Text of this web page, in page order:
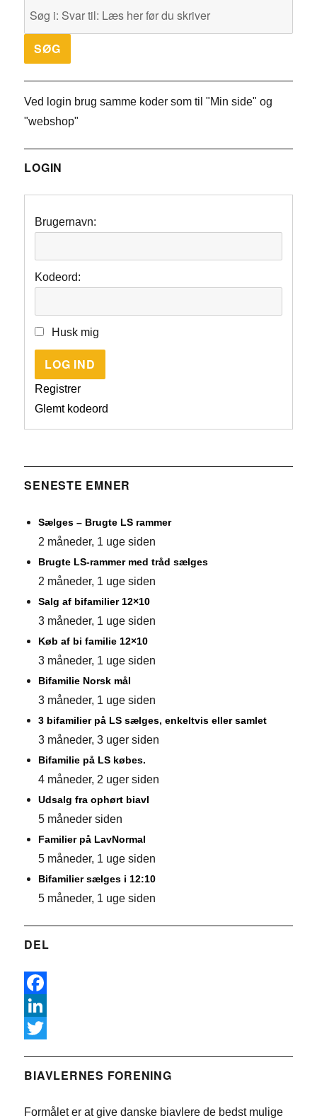
Ved login brug samme koder som til "Min side" og
"webshop"
LOGIN
Brugernavn:
Kodeord:
Husk mig
LOG IND
Registrer
Glemt kodeord
SENESTE EMNER
Sælges – Brugte LS rammer
2 måneder, 1 uge siden
Brugte LS-rammer med tråd sælges
2 måneder, 1 uge siden
Salg af bifamilier 12×10
3 måneder, 1 uge siden
Køb af bi familie 12×10
3 måneder, 1 uge siden
Bifamilie Norsk mål
3 måneder, 1 uge siden
3 bifamilier på LS sælges, enkeltvis eller samlet
3 måneder, 3 uger siden
Bifamilie på LS købes.
4 måneder, 2 uger siden
Udsalg fra ophørt biavl
5 måneder siden
Familier på LavNormal
5 måneder, 1 uge siden
Bifamilier sælges i 12:10
5 måneder, 1 uge siden
DEL
F
a
e
L
n
w
BIAVLERNES FORENING
Formålet er at give danske biavlere de bedst mulige